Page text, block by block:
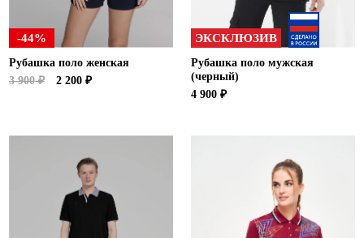
-44%
Рубашка поло женская
3 900 ₽
2 200 ₽
ЭКСКЛЮЗИВ
Рубашка поло мужская
(черный)
4 900 ₽